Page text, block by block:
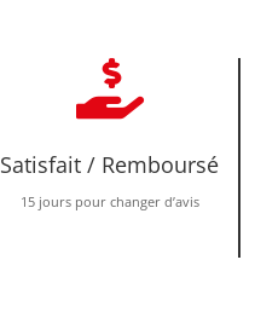

Satisfait / Remboursé
15 jours pour changer d’avis